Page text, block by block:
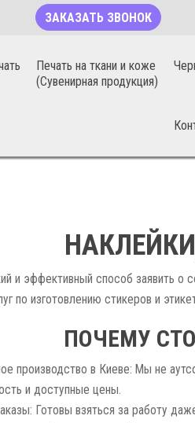
ЗАКАЗАТЬ ЗВОНОК
Печать на ткани и коже
(Сувенирная продукция)
и эффективный способ заявить о
по изготовлению стикеров и
ПОЧЕМУ
производство в Киеве: Мы не
и доступные цены.
Готовы взяться за работу